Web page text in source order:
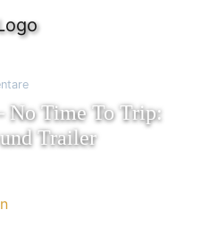
No Time To Trip:
Trailer